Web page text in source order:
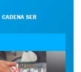
CADENA SER